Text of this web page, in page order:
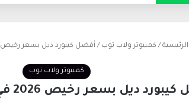
الرئيسية / كمبيوتر ولاب توب / أفضل كيبورد ديل بسعر رخيص 2026 في مصر والسعودية
كمبيوتر ولاب توب
ديل بسعر رخيص 2026 في مصر والسعودية